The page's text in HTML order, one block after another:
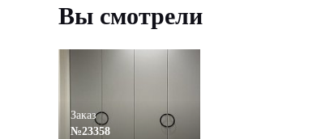
Вы смотрели
Заказ
№23358